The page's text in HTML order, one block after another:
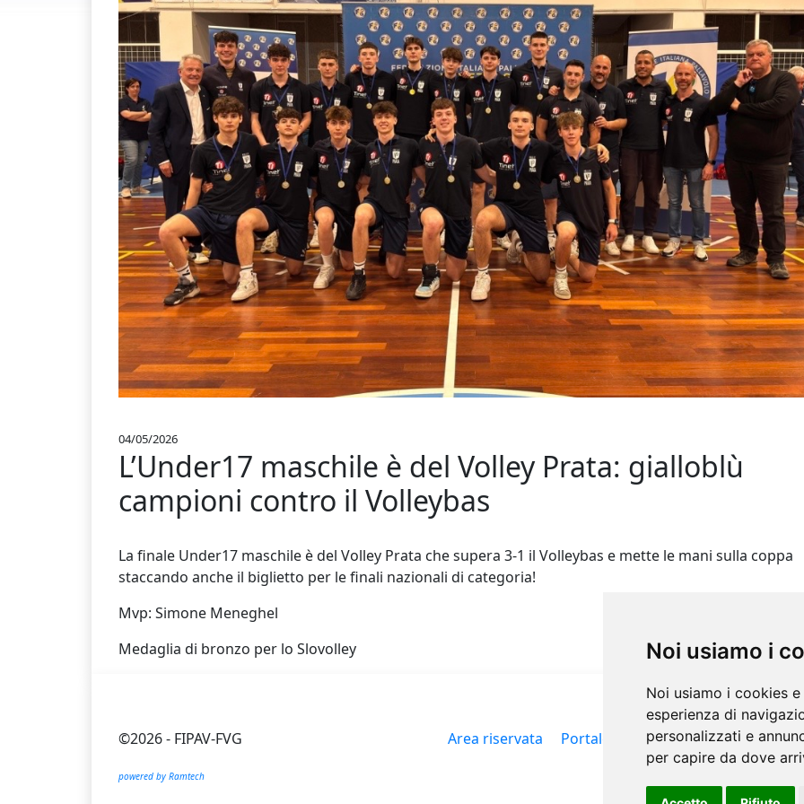
Noi usiamo i
Noi usiamo i cookies
esperienza di
personalizzati e
per capire da dove
04/05/2026
L’Under17 maschile è del Volley Prata: gialloblù
campioni contro il Volleybas
La finale Under17 maschile è del Volley Prata che supera 3-1 il Volleybas e mette le mani sulla coppa
staccando anche il biglietto per le finali nazionali di categoria!
Mvp: Simone Meneghel
Medaglia di bronzo per lo Slovolley
Cookies Policy
Portale FIPAV
Area riservata
©2026 - FIPAV-FVG
powered by Ramtech